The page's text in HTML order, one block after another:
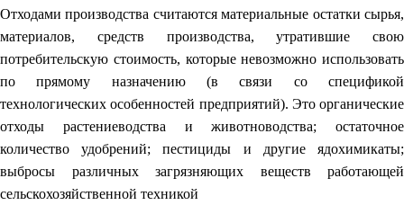
Отходами производства считаются материальные остатки сырья,
материалов, средств производства, утратившие свою
потребительскую стоимость, которые невозможно использовать
по прямому назначению (в связи со спецификой
технологических особенностей предприятий). Это органические
отходы растениеводства и животноводства; остаточное
количество удобрений; пестициды и другие ядохимикаты;
выбросы различных загрязняющих веществ работающей
сельскохозяйственной техникой